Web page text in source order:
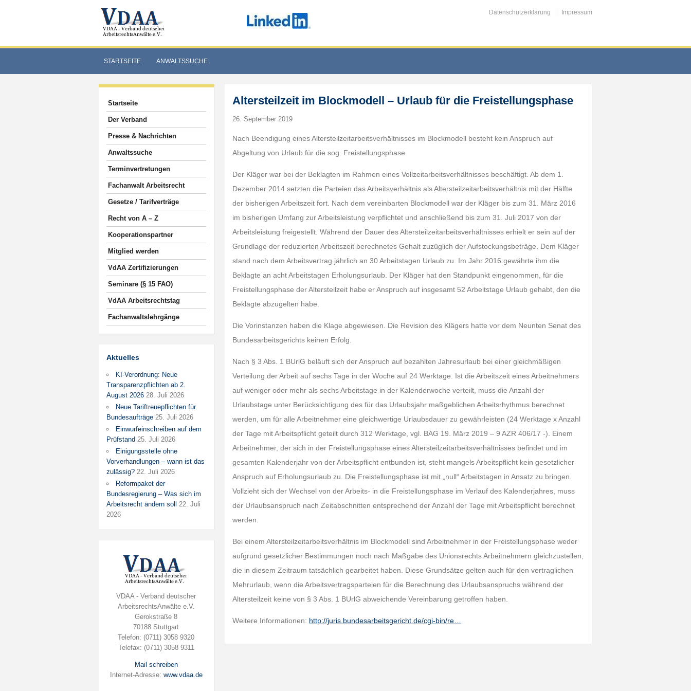
Datenschutzerklärung Impressum
STARTSEITE ANWALTSSUCHE
Startseite
Der Verband
Presse & Nachrichten
Anwaltssuche
Terminvertretungen
Fachanwalt Arbeitsrecht
Gesetze / Tarifverträge
Recht von A – Z
Kooperationspartner
Mitglied werden
VdAA Zertifizierungen
Seminare (§ 15 FAO)
VdAA Arbeitsrechtstag
Fachanwaltslehrgänge
Aktuelles
KI-Verordnung: Neue
Transparenzpflichten ab 2.
August 2026 28. Juli 2026
Neue Tariftreuepflichten für
Bundesaufträge 25. Juli 2026
Einwurfeinschreiben auf dem
Prüfstand 25. Juli 2026
Einigungsstelle ohne
Vorverhandlungen – wann ist das
zulässig? 22. Juli 2026
Reformpaket der
Bundesregierung – Was sich im
Arbeitsrecht ändern soll
22. Juli
2026
VDAA - Verband deutscher
ArbeitsrechtsAnwälte e.V.
Gerokstraße 8
70188 Stuttgart
Telefon: (0711) 3058 9320
Telefax: (0711) 3058 9311
Mail schreiben
Internet-Adresse: www.vdaa.de
Altersteilzeit im Blockmodell – Urlaub für die Freistellungsphase
26. September 2019
Nach Beendigung eines Altersteilzeitarbeitsverhältnisses im Blockmodell besteht kein Anspruch auf
Abgeltung von Urlaub für die sog. Freistellungsphase.
Der Kläger war bei der Beklagten im Rahmen eines Vollzeitarbeitsverhältnisses beschäftigt. Ab dem 1.
Dezember 2014 setzten die Parteien das Arbeitsverhältnis als Altersteilzeitarbeitsverhältnis mit der Hälfte
der bisherigen Arbeitszeit fort. Nach dem vereinbarten Blockmodell war der Kläger bis zum 31. März 2016
im bisherigen Umfang zur Arbeitsleistung verpflichtet und anschließend bis zum 31. Juli 2017 von der
Arbeitsleistung freigestellt. Während der Dauer des Altersteilzeitarbeitsverhältnisses erhielt er sein auf der
Grundlage der reduzierten Arbeitszeit berechnetes Gehalt zuzüglich der Aufstockungsbeträge. Dem Kläger
stand nach dem Arbeitsvertrag jährlich an 30 Arbeitstagen Urlaub zu. Im Jahr 2016 gewährte ihm die
Beklagte an acht Arbeitstagen Erholungsurlaub. Der Kläger hat den Standpunkt eingenommen, für die
Freistellungsphase der Altersteilzeit habe er Anspruch auf insgesamt 52 Arbeitstage Urlaub gehabt, den die
Beklagte abzugelten habe.
Die Vorinstanzen haben die Klage abgewiesen. Die Revision des Klägers hatte vor dem Neunten Senat des
Bundesarbeitsgerichts keinen Erfolg.
Nach § 3 Abs. 1 BUrlG beläuft sich der Anspruch auf bezahlten Jahresurlaub bei einer gleichmäßigen
Verteilung der Arbeit auf sechs Tage in der Woche auf 24 Werktage. Ist die Arbeitszeit eines Arbeitnehmers
auf weniger oder mehr als sechs Arbeitstage in der Kalenderwoche verteilt, muss die Anzahl der
Urlaubstage unter Berücksichtigung des für das Urlaubsjahr maßgeblichen Arbeitsrhythmus berechnet
werden, um für alle Arbeitnehmer eine gleichwertige Urlaubsdauer zu gewährleisten (24 Werktage x Anzahl
der Tage mit Arbeitspflicht geteilt durch 312 Werktage, vgl. BAG 19. März 2019 – 9 AZR 406/17 -). Einem
Arbeitnehmer, der sich in der Freistellungsphase eines Altersteilzeitarbeitsverhältnisses befindet und im
gesamten Kalenderjahr von der Arbeitspflicht entbunden ist, steht mangels Arbeitspflicht kein gesetzlicher
Anspruch auf Erholungsurlaub zu. Die Freistellungsphase ist mit „null“ Arbeitstagen in Ansatz zu bringen.
Vollzieht sich der Wechsel von der Arbeits- in die Freistellungsphase im Verlauf des Kalenderjahres, muss
der Urlaubsanspruch nach Zeitabschnitten entsprechend der Anzahl der Tage mit Arbeitspflicht berechnet
werden.
Bei einem Altersteilzeitarbeitsverhältnis im Blockmodell sind Arbeitnehmer in der Freistellungsphase weder
aufgrund gesetzlicher Bestimmungen noch nach Maßgabe des Unionsrechts Arbeitnehmern gleichzustellen,
die in diesem Zeitraum tatsächlich gearbeitet haben. Diese Grundsätze gelten auch für den vertraglichen
Mehrurlaub, wenn die Arbeitsvertragsparteien für die Berechnung des Urlaubsanspruchs während der
Altersteilzeit keine von § 3 Abs. 1 BUrlG abweichende Vereinbarung getroffen haben.
Weitere Informationen: http://juris.bundesarbeitsgericht.de/cgi-bin/re…